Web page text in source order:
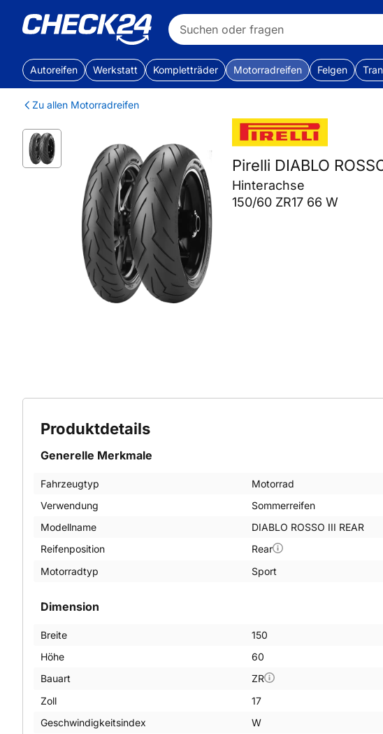
Autoreifen Werkstatt Kompletträder Motorradreifen Felgen
Zu allen Motorradreifen
Pirelli DIABLO
Hinterachse
150/60 ZR17 66 W
Produktdetails
Dimension
Breite
150
Höhe
60
Bauart
ZR
Zoll
17
Geschwindigkeitsindex
W
Generelle Merkmale
Fahrzeugtyp
Motorrad
Verwendung
Sommerreifen
Modellname
DIABLO ROSSO III REAR
Reifenposition
Rear
Motorradtyp
Sport